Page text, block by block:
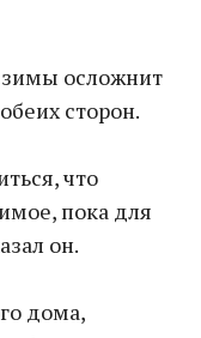
осложнит
сторон.
что
пока для
он.
дома,